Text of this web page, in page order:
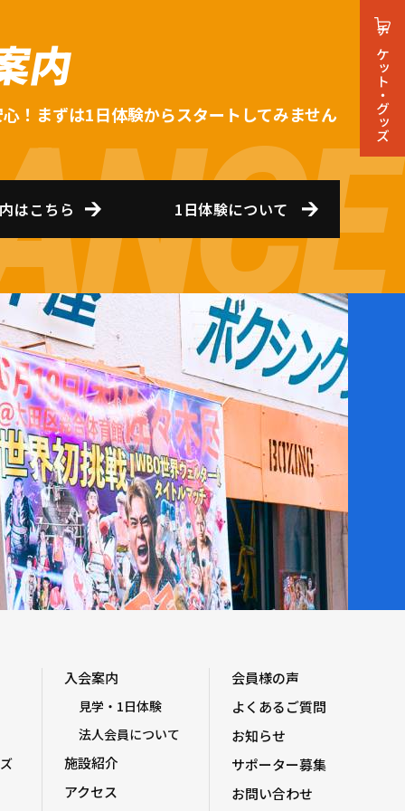
チケット・グッズ
内
！まずは1日体験からスタートしてみません
はこちら 1日体験について
入会案内
見学・1日体験
法人会員について
施設紹介
アクセス
会員様の声
よくあるご質問
お知らせ
サポーター募集
お問い合わせ